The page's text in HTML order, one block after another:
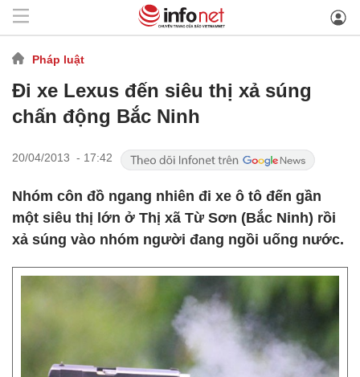
Pháp luật
Đi xe Lexus đến siêu thị xả súng
chấn động Bắc Ninh
20/04/2013 - 17:42
Nhóm côn đồ ngang nhiên đi xe ô tô đến gần
một siêu thị lớn ở Thị xã Từ Sơn (Bắc Ninh) rồi
xả súng vào nhóm người đang ngồi uống nước.